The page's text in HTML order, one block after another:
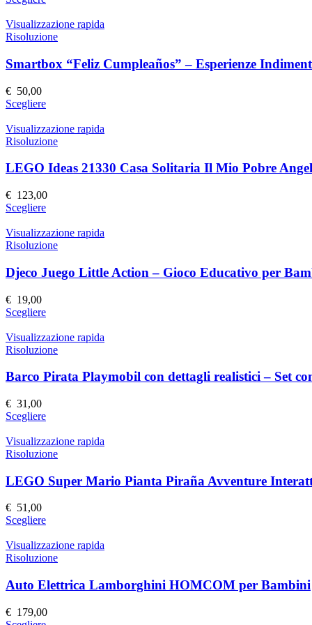
scelte
nella
pagina
del
prodotto
ha
più
Le
opzioni
scelte
nella
pagina
del
prodotto
Visualizzazione rapida
Risoluzione
Smartbox “Feliz Cumpleaños” – Esperienze
€ 50,00
ScegliereQuesto
ha
più
Le
possono
scelte
nella
pagina
del
prodotto
Visualizzazione rapida
Risoluzione
LEGO Ideas 21330 Casa Solitaria Il Mio Pobre
€ 123,00
ScegliereQuesto
ha
più
Le
opzioni
scelte
nella
pagina
del
prodotto
Visualizzazione rapida
Risoluzione
Djeco Juego Little Action – Gioco Educativo per
€ 19,00
ScegliereQuesto
ha
più
Le
scelte
nella
pagina
del
prodotto
Visualizzazione rapida
Risoluzione
Barco Pirata Playmobil con dettagli realistici – Set
€ 31,00
ScegliereQuesto
ha
più
Le
opzioni
scelte
nella
pagina
del
prodotto
Visualizzazione rapida
Risoluzione
LEGO Super Mario Pianta Piraña Avventure
€ 51,00
ScegliereQuesto
ha
più
Le
opzioni
possono
essere
Visualizzazione rapida
Risoluzione
Auto Elettrica Lamborghini HOMCOM per Bambini
€ 179,00